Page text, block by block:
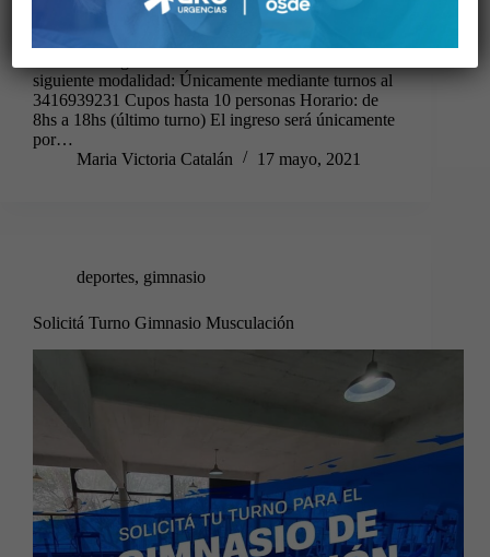
siguiente modalidad: Únicamente mediante turnos al
3416939231 Cupos hasta 10 personas Horario: de
8hs a 18hs (último turno) El ingreso será únicamente
por…
Maria Victoria Catalán
17 mayo, 2021
deportes, gimnasio
Solicitá Turno Gimnasio Musculación